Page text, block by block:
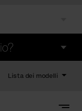
Lista dei modelli